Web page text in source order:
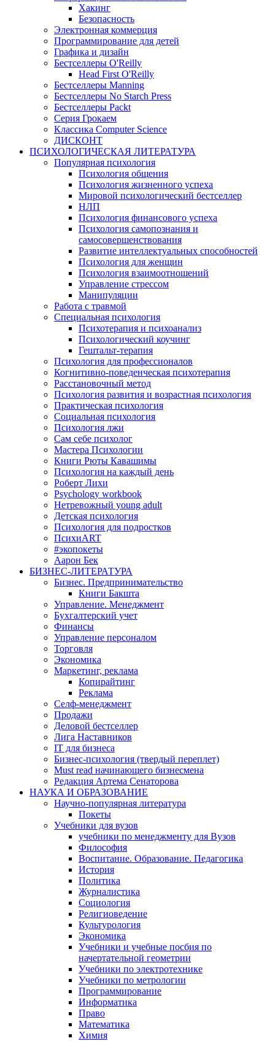
Хакинг
Безопасность
Электронная коммерция
Программирование для детей
Графика и дизайн
Бестселлеры O'Reilly
Head First O'Reilly
Бестселлеры Manning
Бестселлеры No Starch Press
Бестселлеры Packt
Серия Грокаем
Классика Computer Science
ДИСКОНТ
ПСИХОЛОГИЧЕСКАЯ ЛИТЕРАТУРА
Популярная психология
Психология общения
Психология жизненного успеха
Мировой психологический бестселлер
НЛП
Психология финансового успеха
Психология самопознания и
самосовершенствования
Развитие интеллектуальных способностей
Психология для женщин
Психология взаимоотношений
Управление стрессом
Манипуляции
Работа с травмой
Специальная психология
Психотерапия и психоанализ
Психологический коучинг
Гештальт-терапия
Психология для профессионалов
Когнитивно-поведенческая психотерапия
Расстановочный метод
Психология развития и возрастная психология
Практическая психология
Социальная психология
Психология лжи
Сам себе психолог
Мастера Психологии
Книги Рюты Кавашимы
Психология на каждый день
Роберт Лихи
Psychology workbook
Нетревожный young adult
Детская психология
Психология для подростков
ПсихиART
#экопокеты
Аарон Бек
БИЗНЕС-ЛИТЕРАТУРА
Бизнес. Предпринимательство
Книги Бакшта
Управление. Менеджмент
Бухгалтерский учет
Финансы
Управление персоналом
Торговля
Экономика
Маркетинг, реклама
Копирайтинг
Реклама
Селф-менеджмент
Продажи
Деловой бестселлер
Лига Наставников
IT для бизнеса
Бизнес-психология (твердый переплет)
Must read начинающего бизнесмена
Редакция Артема Сенаторова
НАУКА И ОБРАЗОВАНИЕ
Научно-популярная литература
Покеты
Учебники для вузов
учебники по менеджменту для Вузов
Философия
Воспитание. Образование. Педагогика
История
Политика
Журналистика
Социология
Религиоведение
Культурология
Экономика
Учебники и учебные посбия по
начертательной геометрии
Учебники по электротехнике
Учебники по метрологии
Программирование
Информатика
Право
Математика
Химия